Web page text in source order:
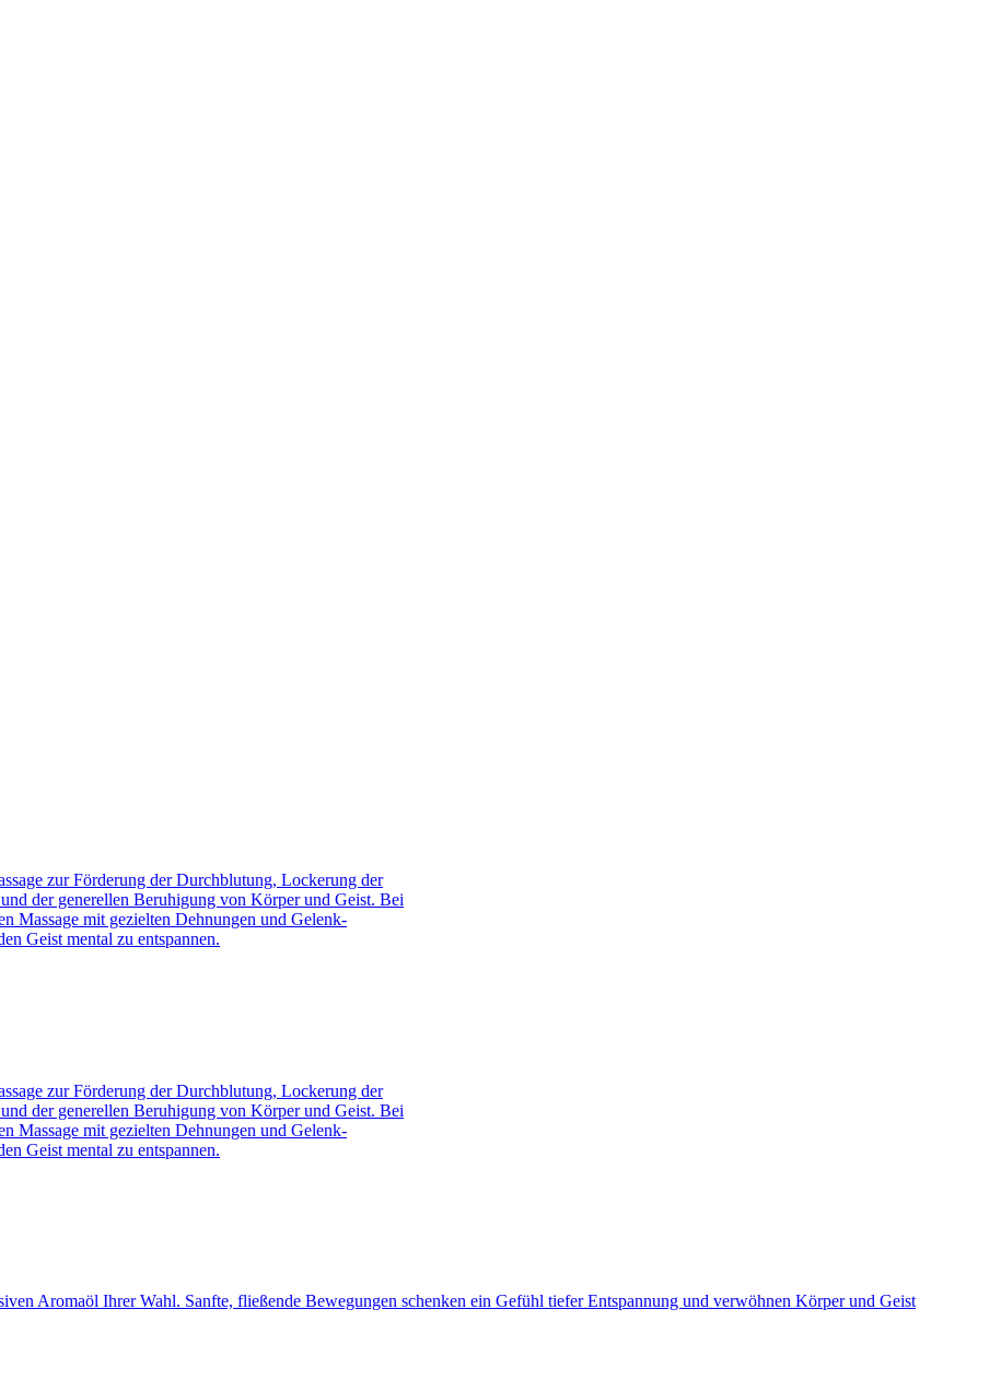
zur Förderung der Durchblutung, Lockerung der
der generellen Beruhigung von Körper und Geist. Bei
Massage mit gezielten Dehnungen und Gelenk-
Geist mental zu entspannen.
zur Förderung der Durchblutung, Lockerung der
der generellen Beruhigung von Körper und Geist. Bei
Massage mit gezielten Dehnungen und Gelenk-
Geist mental zu entspannen.
Aromaöl Ihrer Wahl. Sanfte, fließende Bewegungen schenken ein Gefühl tiefer Entspannung und verwöhnen Körper und Geist